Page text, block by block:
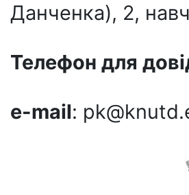
Данченка), 2,
Телефон для
e-mail: